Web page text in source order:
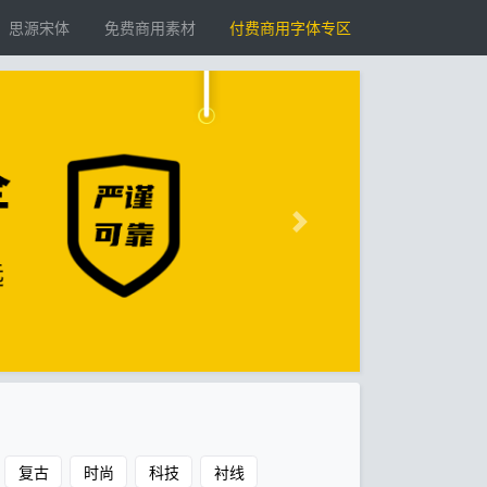
思源宋体 免费商用素材 付费商用字体专区
复古 时尚 科技 衬线